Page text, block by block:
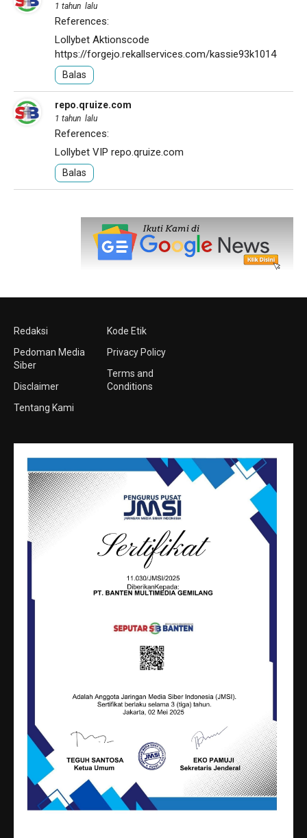
1 tahun lalu
References:
Lollybet Aktionscode
https://forgejo.rekallservices.com/kassie93k1014
Balas
repo.qruize.com
1 tahun lalu
References:
Lollybet VIP repo.qruize.com
Balas
Redaksi
Pedoman Media
Siber
Disclaimer
Tentang Kami
Kode Etik
Privacy Policy
Terms and
Conditions